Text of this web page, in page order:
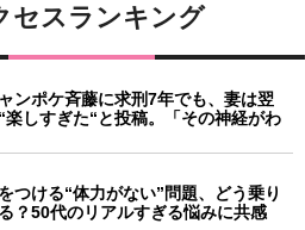
セスランキング
ンポケ斉藤に求刑7年でも、妻は翌
楽しすぎた“と投稿。「その神経がわ
つける“体力がない”問題、どう乗り
？50代のリアルすぎる悩みに共感